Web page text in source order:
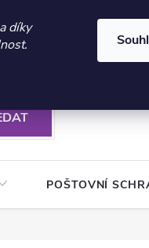
21.9.2026 ⏰ | Kód:
díky
POŠTOVNÍ